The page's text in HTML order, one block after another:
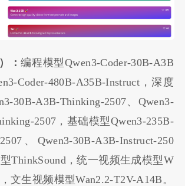
：编程模型Qwen3-Coder-30B-A3B
Coder-480B-A35B-Instruct，深度
30B-A3B-Thinking-2507、Qwen3-
2507，基础模型Qwen3-235B-
、Qwen3-30B-A3B-Instruct-250
ThinkSound，统一视频生成模型W
文生视频模型Wan2.2-T2V-A14B。